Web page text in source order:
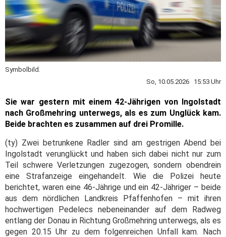
Symbolbild.
So, 10.05.2026 15:53 Uhr
Sie war gestern mit einem 42-Jährigen von Ingolstadt
nach Großmehring unterwegs, als es zum Unglück kam.
Beide brachten es zusammen auf drei Promille.
(ty) Zwei betrunkene Radler sind am gestrigen Abend bei
Ingolstadt verunglückt und haben sich dabei nicht nur zum
Teil schwere Verletzungen zugezogen, sondern obendrein
eine Strafanzeige eingehandelt. Wie die Polizei heute
berichtet, waren eine 46-Jährige und ein 42-Jähriger – beide
aus dem nördlichen Landkreis Pfaffenhofen – mit ihren
hochwertigen Pedelecs nebeneinander auf dem Radweg
entlang der Donau in Richtung Großmehring unterwegs, als es
gegen 20.15 Uhr zu dem folgenreichen Unfall kam. Nach